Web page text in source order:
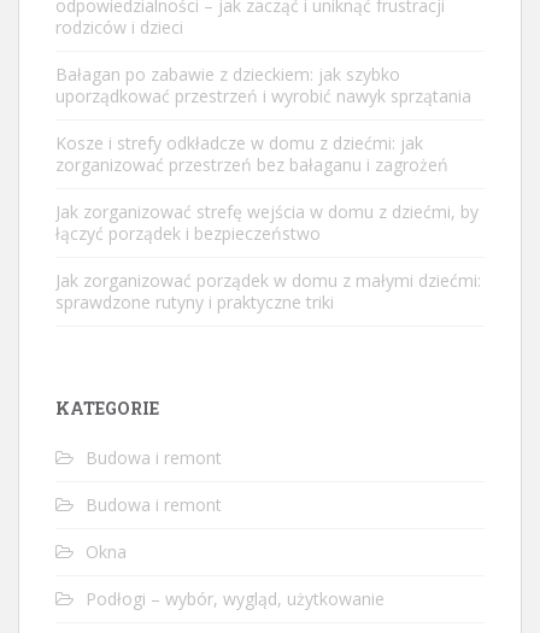
odpowiedzialności – jak zacząć i uniknąć frustracji
rodziców i dzieci
Bałagan po zabawie z dzieckiem: jak szybko
uporządkować przestrzeń i wyrobić nawyk sprzątania
Kosze i strefy odkładcze w domu z dziećmi: jak
zorganizować przestrzeń bez bałaganu i zagrożeń
Jak zorganizować strefę wejścia w domu z dziećmi, by
łączyć porządek i bezpieczeństwo
Jak zorganizować porządek w domu z małymi dziećmi:
sprawdzone rutyny i praktyczne triki
KATEGORIE
Budowa i remont
Budowa i remont
Okna
Podłogi – wybór, wygląd, użytkowanie